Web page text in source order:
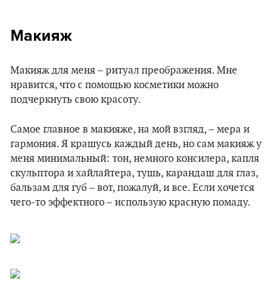
Макияж
Макияж для меня – ритуал преображения. Мне
нравится, что с помощью косметики можно
подчеркнуть свою красоту.
Самое главное в макияже, на мой взгляд, – мера и
гармония. Я крашусь каждый день, но сам макияж у
меня минимальный: тон, немного консилера, капля
скульптора и хайлайтера, тушь, карандаш для глаз,
бальзам для губ – вот, пожалуй, и все. Если хочется
чего-то эффектного – использую красную помаду.